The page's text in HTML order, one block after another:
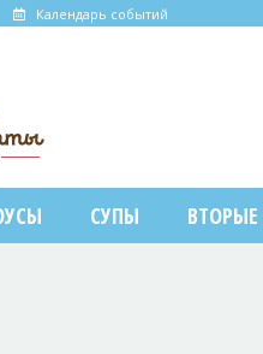
Календарь событий
СУПЫ